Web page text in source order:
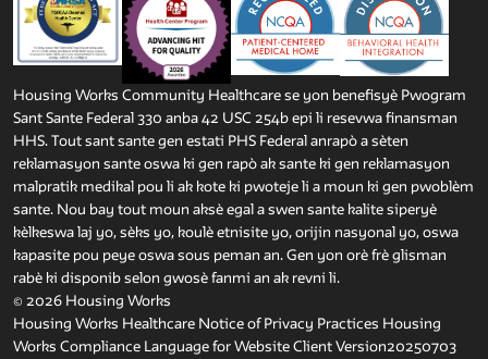
Housing Works Community Healthcare se yon benefisyè Pwogram
Sant Sante Federal 330 anba 42 USC 254b epi li resevwa finansman
HHS. Tout sant sante gen estati PHS Federal anrapò a sèten
reklamasyon sante oswa ki gen rapò ak sante ki gen reklamasyon
malpratik medikal pou li ak kote ki pwoteje li a moun ki gen pwoblèm
sante. Nou bay tout moun aksè egal a swen sante kalite siperyè
kèlkeswa laj yo, sèks yo, koulè etnisite yo, orijin nasyonal yo, oswa
kapasite pou peye oswa sous peman an. Gen yon orè frè glisman
rabè ki disponib selon gwosè fanmi an ak revni li.
© 2026 Housing Works
Housing Works Healthcare Notice of Privacy Practices Housing
Works Compliance Language for Website Client Version20250703